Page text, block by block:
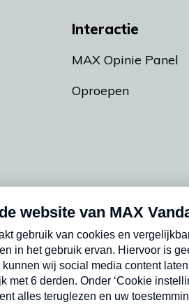
Interactie
MAX Opinie Panel
Oproepen